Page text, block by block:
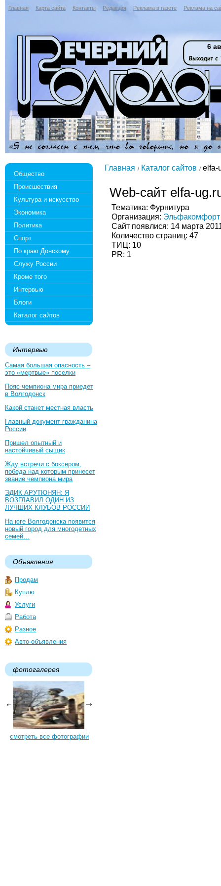
Главная Карта сайта Контакты Редакция Реклама в газете Реклама на
6
Общество
Происшествия
Культура и искусство
Экономика
Политика
Спорт
По краю Донскому
Служу России
Кроме того
Интервью
Блоги
Каталог сайтов
Интервью
Самая большая опасность –
это «мертвые» поселки
Пояс чемпиона мира приедет
в Волгодонск
Какой станет местная власть
Главный документ гражданина
России
Пришел опытный и
настойчивый сыщик
Жду встречи с боксером,
победа над которым принесет
звание чемпиона мира
ЭДИК АРУТЮНЯН: Я
ВОЗГЛАВИЛ ОДИН ИЗ
ЛУЧШИХ КЛУБОВ РОССИИ
На юге Волгодонска появится
новый город для многодетных
семей…
Объявления
Продам
Куплю
Услуги
Работа
Разное
Авто-объявления
фотогалерея
смотреть все фотографии
Главная Каталог сайтов elfa-
Web-сайт elfa-
Тематика: Фурнитура
Организация: Эльфакомфорт
Сайт появлися: 14 марта
Количество страниц: 47
ТИЦ: 10
PR: 1